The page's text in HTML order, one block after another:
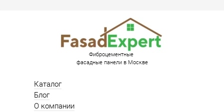
Каталог
Блог
О компании
Фиброцементные
фасадные панели в Москве